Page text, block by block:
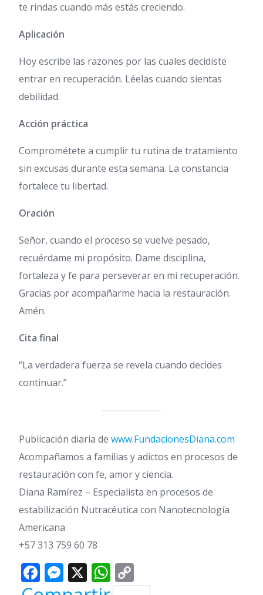
te rindas cuando más estás creciendo.
Aplicación
Hoy escribe las razones por las cuales decidiste
entrar en recuperación. Léelas cuando sientas
debilidad.
Acción práctica
Comprométete a cumplir tu rutina de tratamiento
sin excusas durante esta semana. La constancia
fortalece tu libertad.
Oración
Señor, cuando el proceso se vuelve pesado,
recuérdame mi propósito. Dame disciplina,
fortaleza y fe para perseverar en mi recuperación.
Gracias por acompañarme hacia la restauración.
Amén.
Cita final
“La verdadera fuerza se revela cuando decides
continuar.”
Publicación diaria de www.FundacionesDiana.com
Acompañamos a familias y adictos en procesos de
restauración con fe, amor y ciencia.
Diana Ramírez – Especialista en procesos de
estabilización Nutracéutica con Nanotecnología
Americana
+57 313 759 60 78
Facebook
Messenger
X WhatsApp